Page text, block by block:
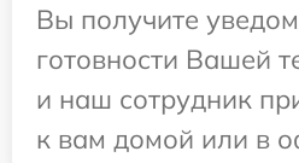
Вы получите
готовности Вашей
и наш сотрудник
к вам домой или в